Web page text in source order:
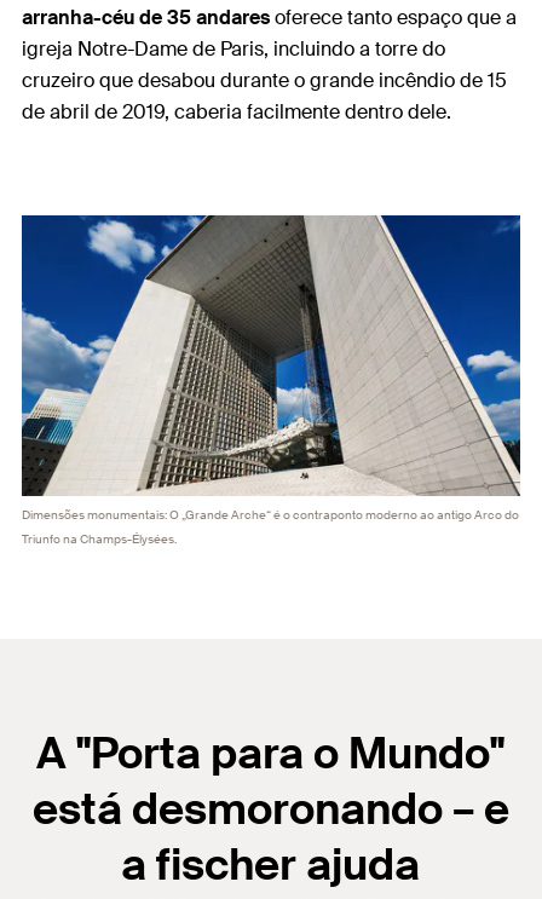
arranha-céu de 35 andaresoferece tanto espaço que a
igreja Notre-Dame de Paris, incluindo a torre do
cruzeiro que desabou durante o grande incêndio de 15
de abril de 2019, caberia facilmente dentro dele.
Dimensões monumentais: O „Grande Arche“ é o contraponto moderno ao antigo Arco do
Triunfo na Champs-Élysées.
A "Porta para o Mundo"
está desmoronando – e
a fischer ajuda